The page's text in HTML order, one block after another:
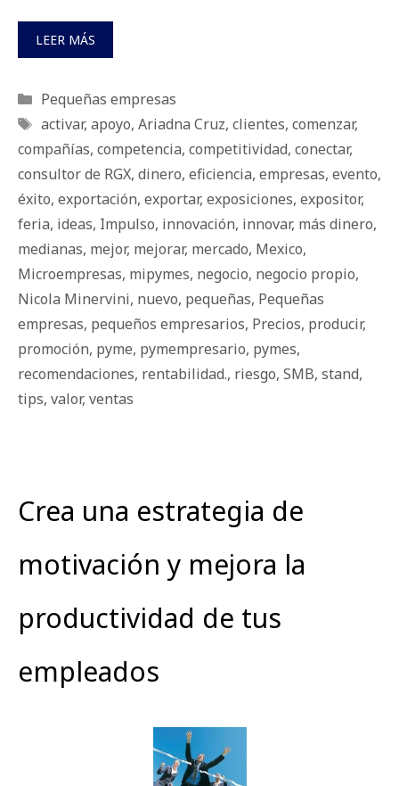
LEER MÁS
Categorías
Pequeñas empresas
Etiquetas
activar, apoyo, Ariadna Cruz, clientes, comenzar,
compañías, competencia, competitividad, conectar,
consultor de RGX, dinero, eficiencia, empresas, evento,
éxito, exportación, exportar, exposiciones, expositor,
feria, ideas, Impulso, innovación, innovar, más dinero,
medianas, mejor, mejorar, mercado, Mexico,
Microempresas, mipymes, negocio, negocio propio,
Nicola Minervini, nuevo, pequeñas, Pequeñas
empresas, pequeños empresarios, Precios, producir,
promoción, pyme, pymempresario, pymes,
recomendaciones, rentabilidad., riesgo, SMB, stand,
tips, valor, ventas
Crea una estrategia de
motivación y mejora la
productividad de tus
empleados